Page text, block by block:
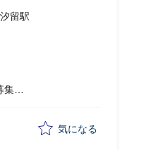
留駅
集
気になる